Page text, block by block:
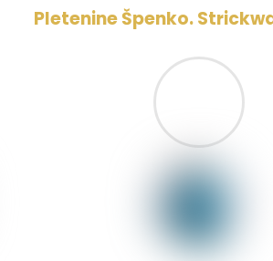
Pletenine Špenko.